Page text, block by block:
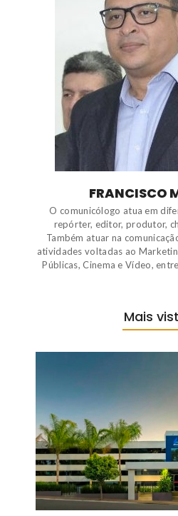
FRANCISCO
O comunicólogo atua em
repórter, editor, produtor,
Também atuar na
atividades voltadas ao
Públicas, Cinema e Vídeo,
Mais